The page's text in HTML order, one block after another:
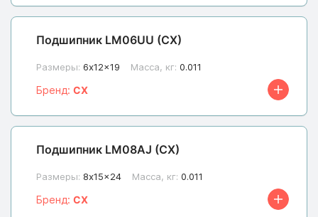
Подшипник LM06UU (CX)
Размеры: 6x12x19 Масса, кг: 0.011
Бренд: CX
Подшипник LM08AJ (CX)
Размеры: 8x15x24 Масса, кг: 0.011
Бренд: CX